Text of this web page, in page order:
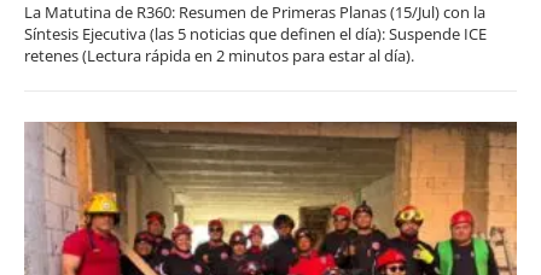
La Matutina de R360: Resumen de Primeras Planas (15/Jul) con la
Síntesis Ejecutiva (las 5 noticias que definen el día): Suspende ICE
retenes (Lectura rápida en 2 minutos para estar al día).